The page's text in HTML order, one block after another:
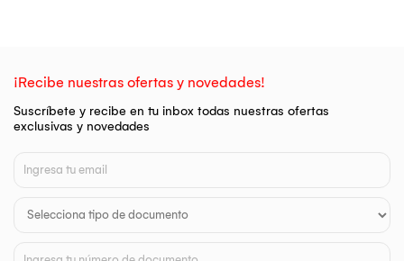
¡Recibe nuestras ofertas y novedades!
Suscríbete y recibe en tu inbox todas nuestras ofertas
exclusivas y novedades